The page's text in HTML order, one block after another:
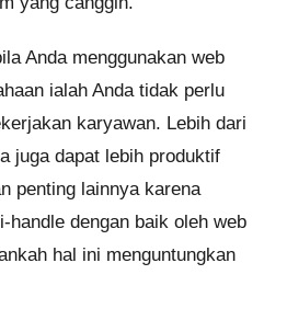
Anda menggunakan web
ialah Anda tidak perlu
karyawan. Lebih dari
juga dapat lebih produktif
penting lainnya karena
handle dengan baik oleh web
hal ini menguntungkan